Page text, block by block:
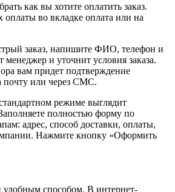
как вы хотите оплатить заказ.
во вкладке оплата или на
заказ, напишите ФИО, телефон и
менеджер и уточнит условия заказа.
вам придет подтверждение
почту или через СМС.
режиме выглядит
полностью форму по
адрес, способ доставки, оплаты,
Нажмите кнопку «Оформить
удобным способом. В интернет-